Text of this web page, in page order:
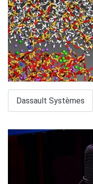
Dassault Systèmes